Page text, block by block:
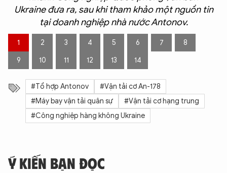
Ukraine đưa ra, sau khi tham khảo một nguồn tin
tại doanh nghiệp nhà nước Antonov.
1 2 3 4 5 6 7 8
9 10 11 12 13 14
#Tổ hợp Antonov
#Vận tải cơ An-178
#Máy bay vận tải quân sự
#Vận tải cơ hạng trung
#Công nghiệp hàng không Ukraine
Ý KIẾN BẠN ĐỌC